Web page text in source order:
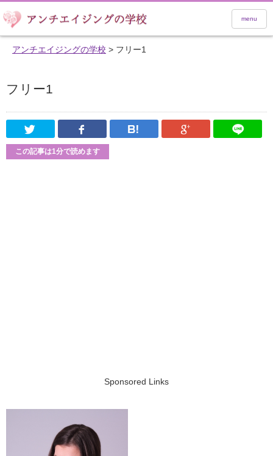
menu
アンチエイジングの学校 > フリー1
フリー1
Twitter Facebook はてなブックマーク
Google
この記事は1分で読めます
Sponsored Links